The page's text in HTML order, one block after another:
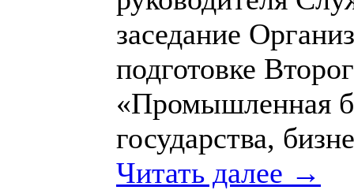
заседание
подготовке
«Промышленная
государства,
Читать далее →